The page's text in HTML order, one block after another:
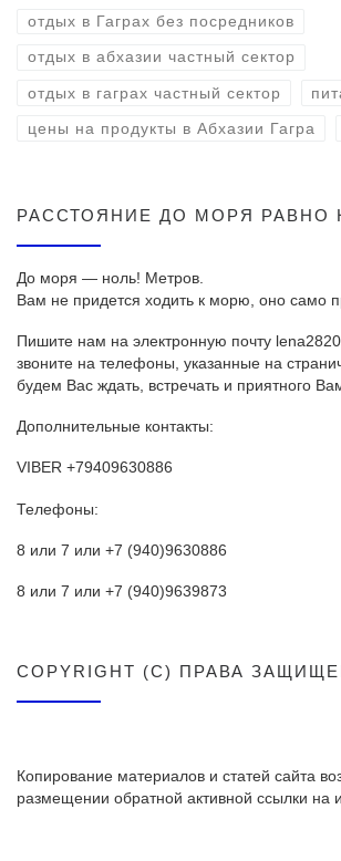
отдых в Гаграх без посредников
отдых в абхазии частный сектор
отдых в гаграх частный сектор
цены на продукты в Абхазии Гагра
РАССТОЯНИЕ ДО МОРЯ РАВНО
До моря — ноль! Метров.
Вам не придется ходить к морю, оно само
Пишите нам на электронную почту
звоните на телефоны, указанные на
будем Вас ждать, встречать и приятного
Дополнительные контакты:
VIBER +79409630886
Телефоны:
8 или 7 или +7 (940)9630886
8 или 7 или +7 (940)9639873
COPYRIGHT (C) ПРАВА
Копирование материалов и статей сайта
размещении обратной активной ссылки на